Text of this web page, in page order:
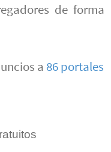
de forma
a 86 portales